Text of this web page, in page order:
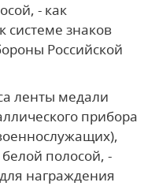
- как
системе знаков
Российской
ленты медали
прибора
полосой, -
награждения